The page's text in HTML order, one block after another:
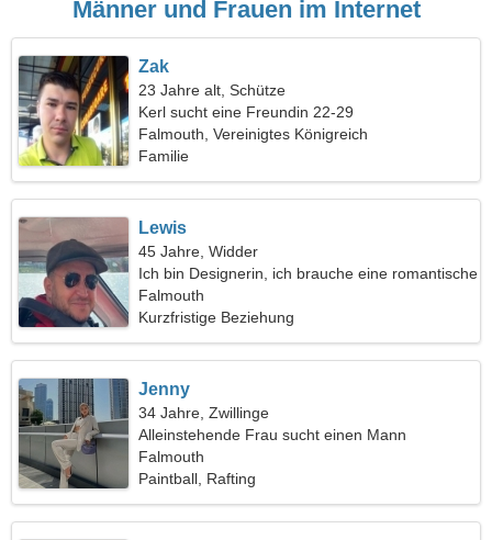
Männer und Frauen im Internet
Zak
23 Jahre alt, Schütze
Kerl sucht eine Freundin 22-29
Falmouth, Vereinigtes Königreich
Familie
Lewis
45 Jahre, Widder
Ich bin Designerin, ich brauche eine romantische
Frau
Falmouth
Kurzfristige Beziehung
Jenny
34 Jahre, Zwillinge
Alleinstehende Frau sucht einen Mann
Falmouth
Paintball, Rafting